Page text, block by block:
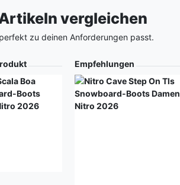
vergleichen
zu deinen Anforderungen passt.
Empfehlungen